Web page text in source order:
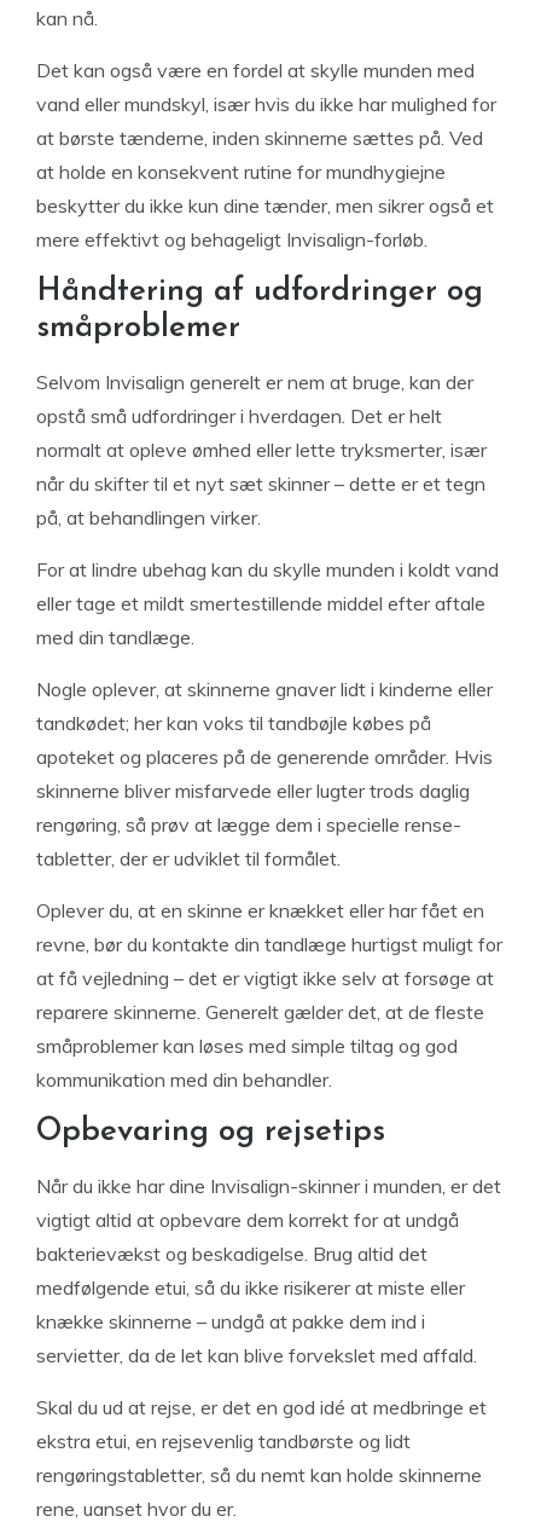
kan nå.
Det kan også være en fordel at skylle munden med
vand eller mundskyl, især hvis du ikke har mulighed for
at børste tænderne, inden skinnerne sættes på. Ved
at holde en konsekvent rutine for mundhygiejne
beskytter du ikke kun dine tænder, men sikrer også et
mere effektivt og behageligt Invisalign-forløb.
Håndtering af udfordringer og
småproblemer
Selvom Invisalign generelt er nem at bruge, kan der
opstå små udfordringer i hverdagen. Det er helt
normalt at opleve ømhed eller lette tryksmerter, især
når du skifter til et nyt sæt skinner – dette er et tegn
på, at behandlingen virker.
For at lindre ubehag kan du skylle munden i koldt vand
eller tage et mildt smertestillende middel efter aftale
med din tandlæge.
Nogle oplever, at skinnerne gnaver lidt i kinderne eller
tandkødet; her kan voks til tandbøjle købes på
apoteket og placeres på de generende områder. Hvis
skinnerne bliver misfarvede eller lugter trods daglig
rengøring, så prøv at lægge dem i specielle rense-
tabletter, der er udviklet til formålet.
Oplever du, at en skinne er knækket eller har fået en
revne, bør du kontakte din tandlæge hurtigst muligt for
at få vejledning – det er vigtigt ikke selv at forsøge at
reparere skinnerne. Generelt gælder det, at de fleste
småproblemer kan løses med simple tiltag og god
kommunikation med din behandler.
Opbevaring og rejsetips
Når du ikke har dine Invisalign-skinner i munden, er det
vigtigt altid at opbevare dem korrekt for at undgå
bakterievækst og beskadigelse. Brug altid det
medfølgende etui, så du ikke risikerer at miste eller
knække skinnerne – undgå at pakke dem ind i
servietter, da de let kan blive forvekslet med affald.
Skal du ud at rejse, er det en god idé at medbringe et
ekstra etui, en rejsevenlig tandbørste og lidt
rengøringstabletter, så du nemt kan holde skinnerne
rene, uanset hvor du er.